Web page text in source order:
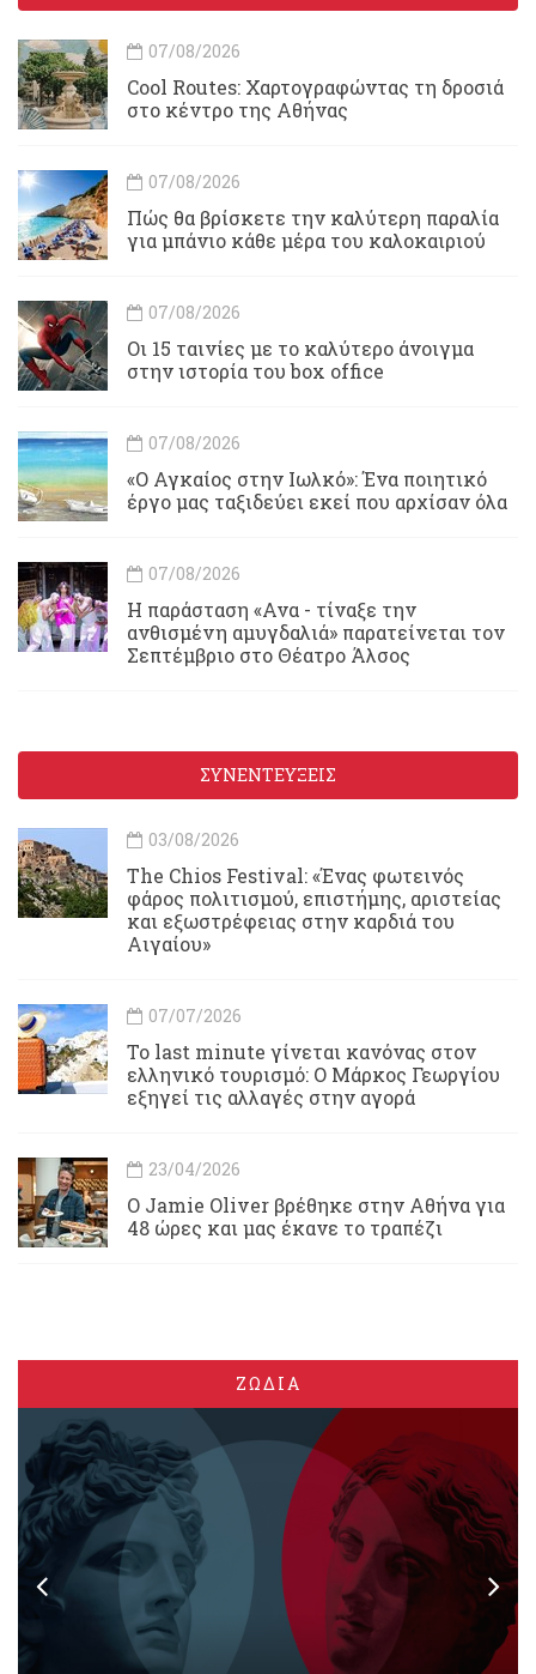
07/08/2026
Cool Routes: Χαρτογραφώντας τη δροσιά
στο κέντρο της Αθήνας
07/08/2026
Πώς θα βρίσκετε την καλύτερη παραλία
για μπάνιο κάθε μέρα του καλοκαιριού
07/08/2026
Οι 15 ταινίες με το καλύτερο άνοιγμα
στην ιστορία του box office
07/08/2026
«Ο Αγκαίος στην Ιωλκό»: Ένα ποιητικό
έργο μας ταξιδεύει εκεί που αρχίσαν όλα
07/08/2026
Η παράσταση «Ανα - τίναξε την
ανθισμένη αμυγδαλιά» παρατείνεται τον
Σεπτέμβριο στο Θέατρο Άλσος
ΣΥΝΕΝΤΕΥΞΕΙΣ
03/08/2026
Τhe Chios Festival: «Ένας φωτεινός
φάρος πολιτισμού, επιστήμης, αριστείας
και εξωστρέφειας στην καρδιά του
Αιγαίου»
07/07/2026
Το last minute γίνεται κανόνας στον
ελληνικό τουρισμό: Ο Μάρκος Γεωργίου
εξηγεί τις αλλαγές στην αγορά
23/04/2026
Ο Jamie Oliver βρέθηκε στην Αθήνα για
48 ώρες και μας έκανε το τραπέζι
ΖΩΔΙΑ